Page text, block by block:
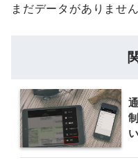
まだデータがありません